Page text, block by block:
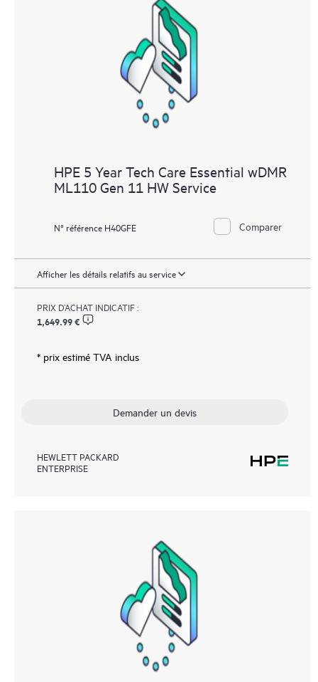
HPE 5 Year Tech Care Essential wDMR
ML110 Gen 11 HW Service
N° référence H40GFE Comparer
Afficher les détails relatifs au service
PRIX D’ACHAT INDICATIF :
1,649.99 €
* prix estimé TVA inclus
Demander un devis
HEWLETT PACKARD
ENTERPRISE